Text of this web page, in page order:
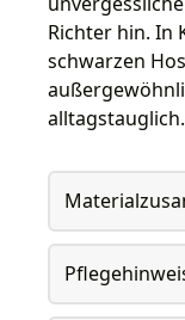
Richter hin. In
schwarzen
alltagstauglich.